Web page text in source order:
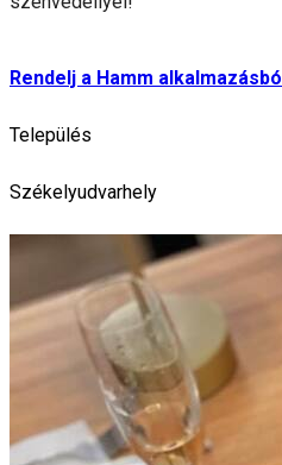
Rendelj a Hamm alkalmazásból
Település
Székelyudvarhely